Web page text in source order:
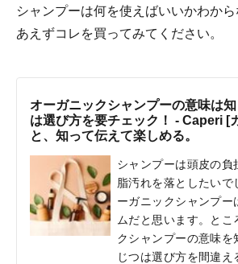
シャンプーは何を使えばいいかわか
あえずコレを買ってみてください。
オーガニックシャンプーの意味は
は選び方を要チェック！ - Caperi [
と、知って伝えて楽しめる。
シャンプーは頭皮の負
脂汚れを落としたいで
ーガニックシャンプー
ムだと思います。とこ
クシャンプーの意味を
じつは選び方を間違